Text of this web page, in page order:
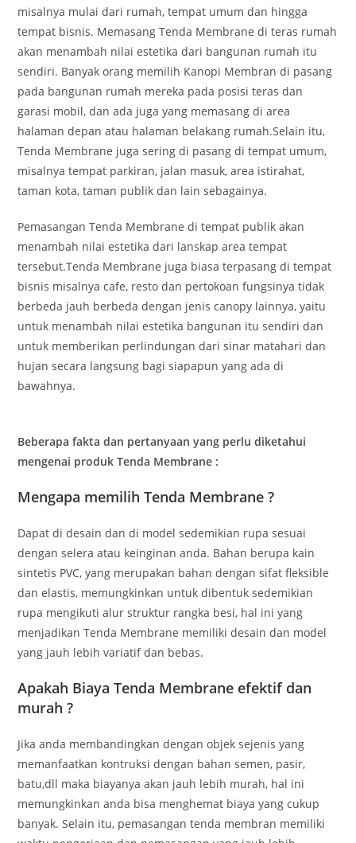
misalnya mulai dari rumah, tempat umum dan hingga
tempat bisnis. Memasang Tenda Membrane di teras rumah
akan menambah nilai estetika dari bangunan rumah itu
sendiri. Banyak orang memilih Kanopi Membran di pasang
pada bangunan rumah mereka pada posisi teras dan
garasi mobil, dan ada juga yang memasang di area
halaman depan atau halaman belakang rumah.Selain itu,
Tenda Membrane juga sering di pasang di tempat umum,
misalnya tempat parkiran, jalan masuk, area istirahat,
taman kota, taman publik dan lain sebagainya.
Pemasangan Tenda Membrane di tempat publik akan
menambah nilai estetika dari lanskap area tempat
tersebut.Tenda Membrane juga biasa terpasang di tempat
bisnis misalnya cafe, resto dan pertokoan fungsinya tidak
berbeda jauh berbeda dengan jenis canopy lainnya, yaitu
untuk menambah nilai estetika bangunan itu sendiri dan
untuk memberikan perlindungan dari sinar matahari dan
hujan secara langsung bagi siapapun yang ada di
bawahnya.
Beberapa fakta dan pertanyaan yang perlu diketahui
mengenai produk Tenda Membrane :
Mengapa memilih Tenda Membrane ?
Dapat di desain dan di model sedemikian rupa sesuai
dengan selera atau keinginan anda. Bahan berupa kain
sintetis PVC, yang merupakan bahan dengan sifat fleksible
dan elastis, memungkinkan untuk dibentuk sedemikian
rupa mengikuti alur struktur rangka besi, hal ini yang
menjadikan Tenda Membrane memiliki desain dan model
yang jauh lebih variatif dan bebas.
Apakah Biaya Tenda Membrane efektif dan
murah ?
Jika anda membandingkan dengan objek sejenis yang
memanfaatkan kontruksi dengan bahan semen, pasir,
batu,dll maka biayanya akan jauh lebih murah, hal ini
memungkinkan anda bisa menghemat biaya yang cukup
banyak. Selain itu, pemasangan tenda membran memiliki